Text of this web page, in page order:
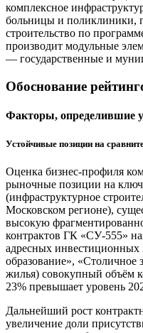
комплексное
больницы и поликлиники,
строительство по
производит модульные
— государственные и
Обоснование
Факторы, определившие
Устойчивые позиции на
Оценка бизнес-профиля
рыночные позиции на
(инфраструктурное
Московском регионе),
высокую
контрактов ГК «СУ-555»
адресных
образование», «Столичное
жилья) совокупный объём
23% превышает уровень
Дальнейший рост
увеличение доли